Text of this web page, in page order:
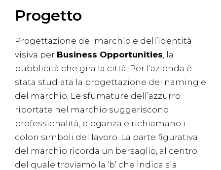
Progetto
Progettazione del marchio e dell’identità
visiva per Business Opportunities , la
pubblicità che gira la città. Per l’azienda è
stata studiata la progettazione del naming e
del marchio. Le sfumature dell’azzurro
riportate nel marchio suggeriscono
professionalità, eleganza e richiamano i
colori simboli del lavoro. La parte figurativa
del marchio ricorda un bersaglio, al centro
del quale troviamo la ‘b’ che indica sia